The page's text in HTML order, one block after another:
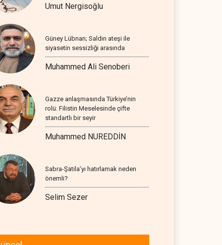
Umut Nergisoğlu
Güney Lübnan; Saldırı ateşi ile
siyasetin sessizliği arasında
Muhammed Ali Senoberi
Gazze anlaşmasında Türkiye’nin
rolü: Filistin Meselesinde çifte
standartlı bir seyir
Muhammed NUREDDİN
Sabra-Şatila’yı hatırlamak neden
önemli?
Selim Sezer